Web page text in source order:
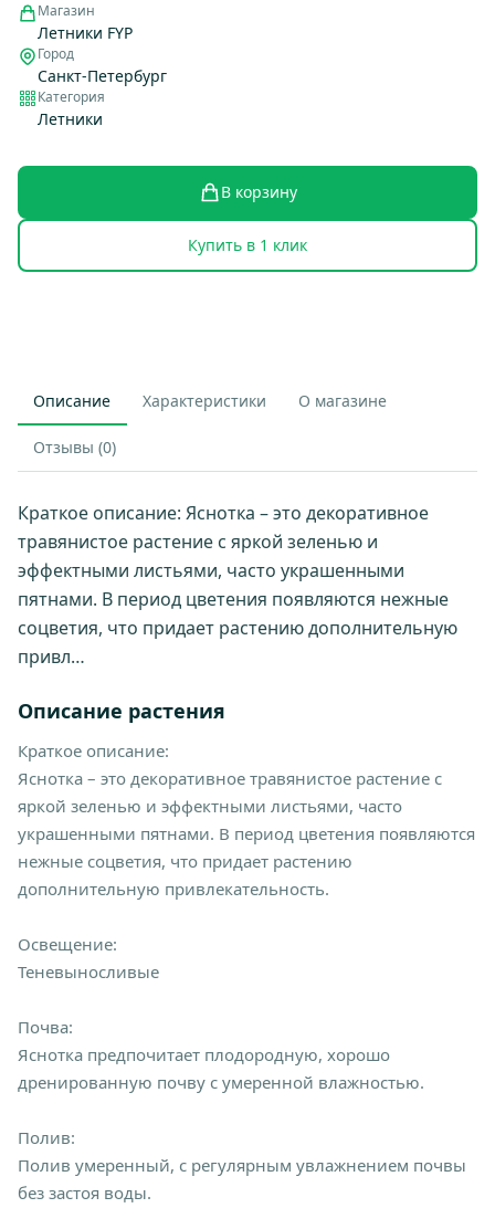
Магазин
Летники FYP
Город
Санкт-Петербург
Категория
Летники
В корзину
Купить в 1 клик
Описание Характеристики О магазине
Отзывы (0)
Краткое описание: Яснотка – это декоративное
травянистое растение с яркой зеленью и
эффектными листьями, часто украшенными
пятнами. В период цветения появляются нежные
соцветия, что придает растению дополнительную
привл…
Описание растения
Краткое описание:
Яснотка – это декоративное травянистое растение с
яркой зеленью и эффектными листьями, часто
украшенными пятнами. В период цветения появляются
нежные соцветия, что придает растению
дополнительную привлекательность.
Освещение:
Теневыносливые
Почва:
Яснотка предпочитает плодородную, хорошо
дренированную почву с умеренной влажностью.
Полив:
Полив умеренный, с регулярным увлажнением почвы
без застоя воды.